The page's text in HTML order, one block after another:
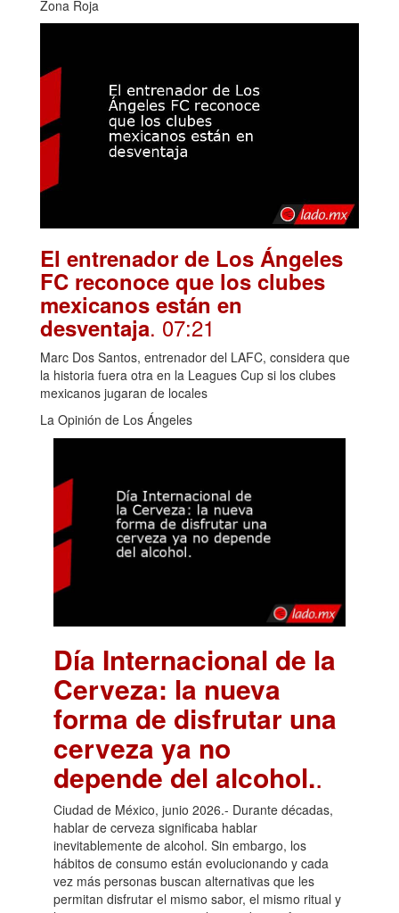
Zona Roja
El entrenador de Los Ángeles
FC reconoce que los clubes
mexicanos están en
desventaja. 07:21
Marc Dos Santos, entrenador del LAFC, considera que
la historia fuera otra en la Leagues Cup si los clubes
mexicanos jugaran de locales
La Opinión de Los Ángeles
Día Internacional de la
Cerveza: la nueva
forma de disfrutar una
cerveza ya no
depende del alcohol..
Ciudad de México, junio 2026.- Durante décadas,
hablar de cerveza significaba hablar
inevitablemente de alcohol. Sin embargo, los
hábitos de consumo están evolucionando y cada
vez más personas buscan alternativas que les
permitan disfrutar el mismo sabor, el mismo ritual y